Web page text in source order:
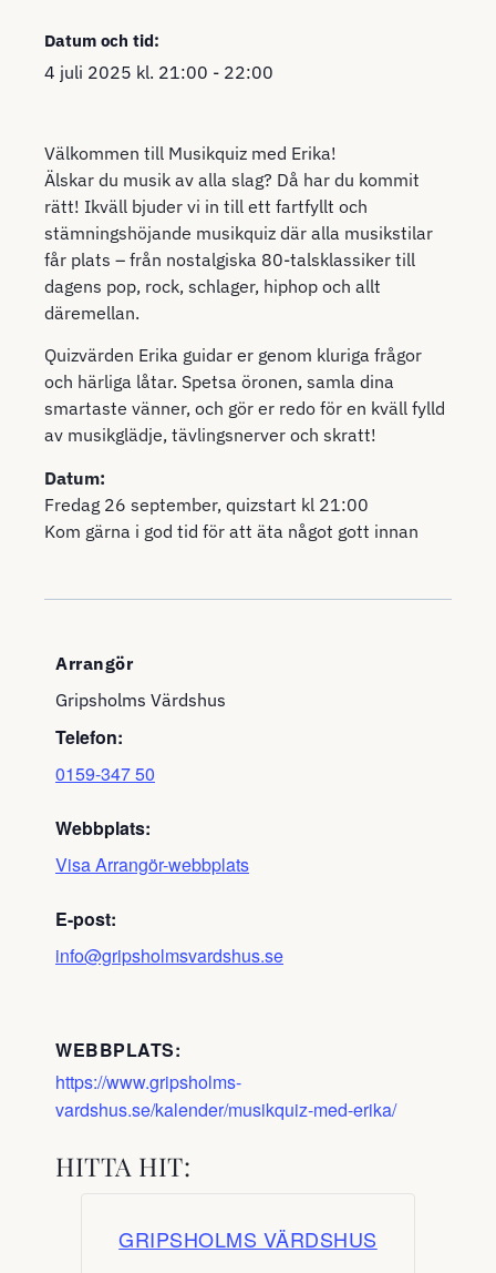
Datum och tid:
4 juli 2025 kl. 21:00 - 22:00
Välkommen till Musikquiz med Erika!
Älskar du musik av alla slag? Då har du kommit
rätt! Ikväll bjuder vi in till ett fartfyllt och
stämningshöjande musikquiz där alla musikstilar
får plats – från nostalgiska 80-talsklassiker till
dagens pop, rock, schlager, hiphop och allt
däremellan.
Quizvärden Erika guidar er genom kluriga frågor
och härliga låtar. Spetsa öronen, samla dina
smartaste vänner, och gör er redo för en kväll fylld
av musikglädje, tävlingsnerver och skratt!
Datum:
Fredag 26 september, quizstart kl 21:00
Kom gärna i god tid för att äta något gott innan
Arrangör
Gripsholms Värdshus
Telefon:
0159-347 50
Webbplats:
Visa Arrangör-webbplats
E-post:
info@gripsholmsvardshus.se
WEBBPLATS:
https://www.gripsholms-
vardshus.se/kalender/musikquiz-med-erika/
HITTA HIT:
GRIPSHOLMS VÄRDSHUS